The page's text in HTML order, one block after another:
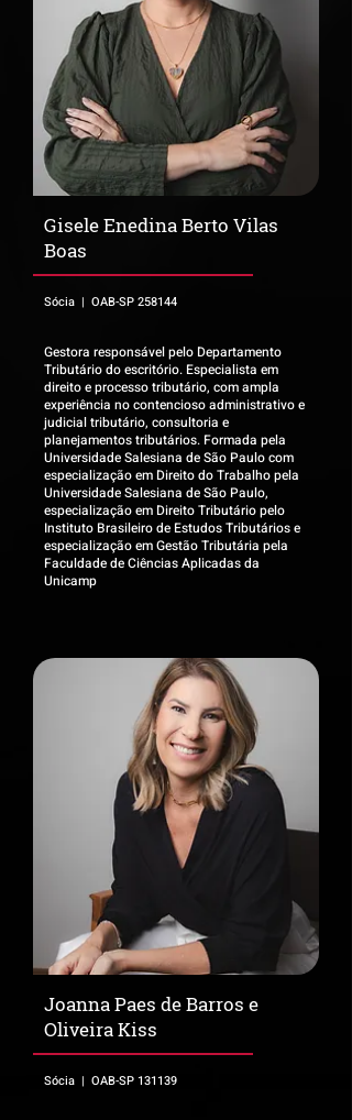
Gisele Enedina Berto Vilas
Boas
Sócia | OAB-SP 258144
Gestora responsável pelo Departamento
Tributário do escritório. Especialista em
direito e processo tributário, com ampla
experiência no contencioso administrativo e
judicial tributário, consultoria e
planejamentos tributários. Formada pela
Universidade Salesiana de São Paulo com
especialização em Direito do Trabalho pela
Universidade Salesiana de São Paulo,
especialização em Direito Tributário pelo
Instituto Brasileiro de Estudos Tributários e
especialização em Gestão Tributária pela
Faculdade de Ciências Aplicadas da
Unicamp
Joanna Paes de Barros e
Oliveira Kiss
Sócia | OAB-SP 131139